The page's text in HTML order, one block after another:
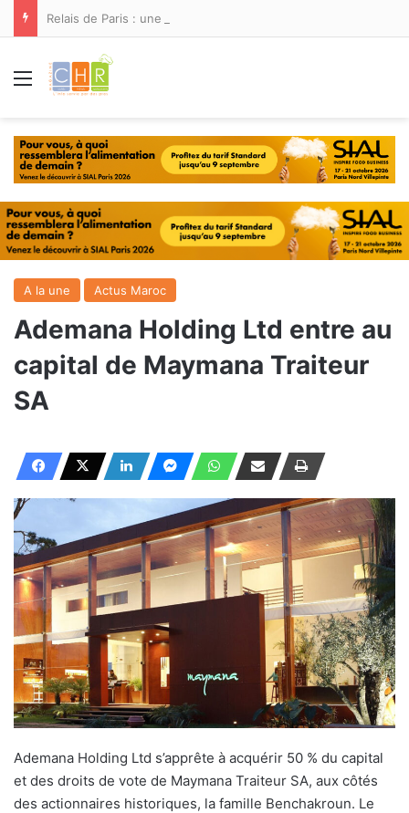
Menu
A la une Actus Maroc
Ademana Holding Ltd entre au
capital de Maymana Traiteur
SA
Ademana Holding Ltd s’apprête à acquérir 50 % du capital
et des droits de vote de Maymana Traiteur SA, aux côtés
des actionnaires historiques, la famille Benchakroun. Le